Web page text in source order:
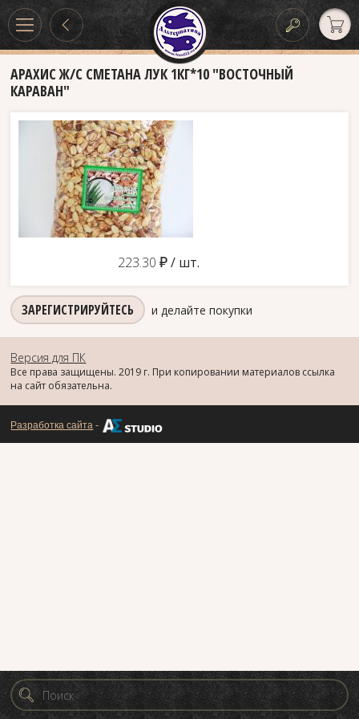
АРАХИС Ж/С СМЕТАНА ЛУК 1КГ*10 "ВОСТОЧНЫЙ
КАРАВАН"
223.30 д/ шт.
ЗАРЕГИСТРИРУЙТЕСЬ и делайте покупки
Версия для ПК
Все права защищены. 2019 г. При копировании материалов ссылка
на сайт обязательна.
Разработка сайта -